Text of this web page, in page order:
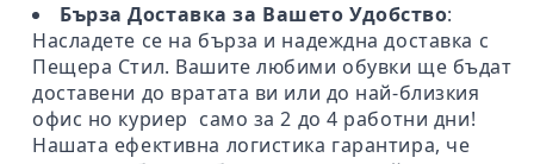
Бърза Доставка за Вашето Удобство:
Насладете се на бърза и надеждна доставка с
Пещера Стил. Вашите любими обувки ще бъдат
доставени до вратата ви или до най-близкия
офис но куриер само за 2 до 4 работни дни!
Нашата ефективна логистика гарантира, че